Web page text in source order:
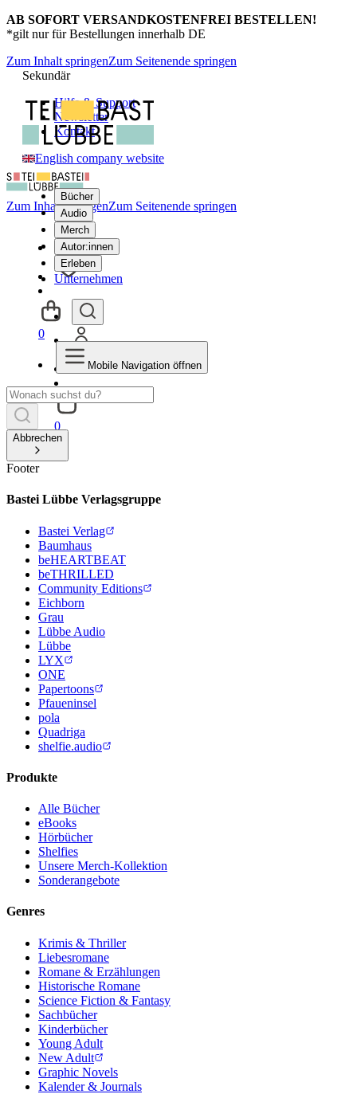
AB SOFORT VERSANDKOSTENFREI BESTELLEN!
*gilt nur für Bestellungen innerhalb DE
Zum Inhalt springenZum Seitenende springen
Sekundär
Hilfe & Support
Newsletter
Kontakt
English company website
Bücher
Audio
Merch
Autor:innen
Erleben
Unternehmen
0
Zum Inhalt springenZum Seitenende springen
0
Mobile Navigation öffnen
Abbrechen
Footer
Bastei Lübbe Verlagsgruppe
Bastei Verlag
Baumhaus
beHEARTBEAT
beTHRILLED
Community Editions
Eichborn
Grau
Lübbe Audio
Lübbe
LYX
ONE
Papertoons
Pfaueninsel
pola
Quadriga
shelfie.audio
Produkte
Alle Bücher
eBooks
Hörbücher
Shelfies
Unsere Merch-Kollektion
Sonderangebote
Genres
Krimis & Thriller
Liebesromane
Romane & Erzählungen
Historische Romane
Science Fiction & Fantasy
Sachbücher
Kinderbücher
Young Adult
New Adult
Graphic Novels
Kalender & Journals